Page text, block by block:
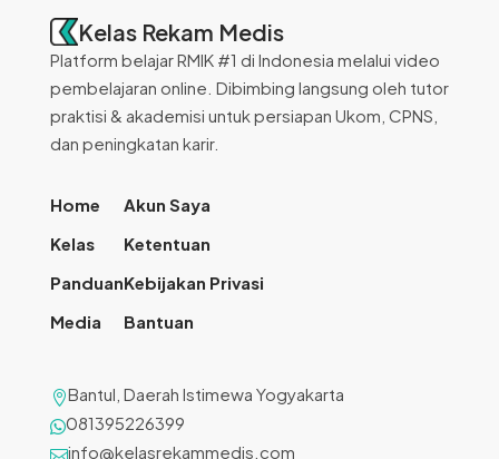
Kelas Rekam Medis
Platform belajar RMIK #1 di Indonesia melalui video
pembelajaran online. Dibimbing langsung oleh tutor
praktisi & akademisi untuk persiapan Ukom, CPNS,
dan peningkatan karir.
Home
Kelas
Panduan
Media
Akun Saya
Ketentuan
Kebijakan Privasi
Bantuan
Bantul, Daerah Istimewa Yogyakarta
081395226399
info@kelasrekammedis.com